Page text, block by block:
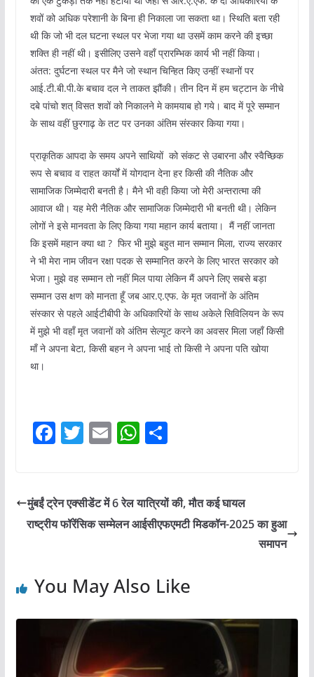
शवों को अधिक परेशानी के बिना ही निकाला जा सकता था। स्थिति बता रही
थी कि जो भी दल घटना स्थल पर भेजा गया था उसमें काम करने की इच्छा
शक्ति ही नहीं थी। इसीलिए उसने वहाँ प्रारम्भिक कार्य भी नहीं किया।
अंतत: दुर्घटना स्थल पर मैने जो स्थान चिन्हित किए उन्हीं स्‍थानों पर
आई.टी.बी.पी.के बचाव दल ने ताकत झौंकी। तीन दिन में हम चट्टान के नीचे
दबे पांचो शत्‌ विसत शवों को निकालने मे कामयाब हो गये। बाद में पूरे सम्मान
के साथ वहीं छुरगाढ़ के तट पर उनका अंतिम संस्कार किया गया।
प्राकृतिक आपदा के समय अपने साथियों को संकट से उबारना और स्‍वैच्छिक
रूप से बचाव व राहत कार्यों में योगदान देना हर किसी की नैतिक और
सामाजिक जिम्‍मेदारी बनती है। मैने भी वही किया जो मेरी अन्‍तरात्‍मा की
आवाज थी। यह मेरी नैतिक और सामाजिक जिम्‍मेदारी भी बनती थी। लेकिन
लोगों ने इसे मानवता के लिए किया गया महान कार्य बताया। मैं नहीं जानता
कि इसमें महान क्‍या था ? फिर भी मुझे बहुत मान सम्‍मान मिला, राज्‍य सरकार
ने भी मेरा नाम जीवन रक्षा पदक से सम्‍मानित करने के लिए भारत सरकार को
भेजा। मुझे वह सम्मान तो नहीं मिल पाया लेकिन मैं अपने लिए सबसे बड़ा
सम्‍मान उस क्षण को मानता हूँ जब आर.ए.एफ. के मृत जवानों के अंतिम
संस्‍कार से पहले आईटीबीपी के अधिकारियों के साथ अकेले सिविलियन के रूप
में मुझे भी वहॉं मृत जवानों को अंतिम सेल्‍यूट करने का अवसर मिला जहॉं किसी
मॉं ने अपना बेटा, किसी बहन ने अपना भाई तो किसी ने अपना पति खोया
था।
F
e
b
k
T
er
E
l
W
s
A
S
e
मुंबईं ट्रेन एक्सीडेंट में 6 रेल यात्रियों की, मौत कई घायल
राष्ट्रीय फॉरेंसिक सम्मेलन आईसीएफएमटी मिडकॉन-2025 का हुआ
समापन
You May Also Like